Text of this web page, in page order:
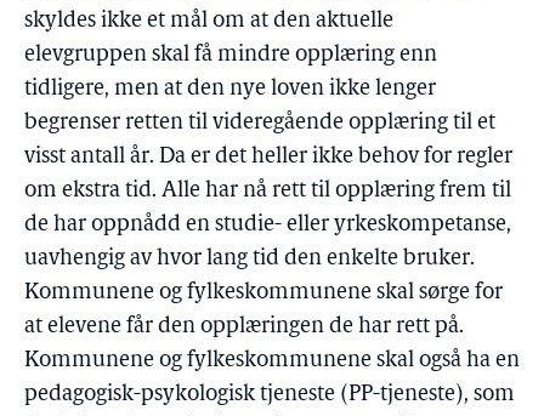
skyldes ikke et mål om at den aktuelle
elevgruppen skal få mindre opplæring enn
tidligere, men at den nye loven ikke lenger
begrenser retten til videregående opplæring til et
visst antall år. Da er det heller ikke behov for regler
om ekstra tid. Alle har nå rett til opplæring frem til
de har oppnådd en studie- eller yrkeskompetanse,
uavhengig av hvor lang tid den enkelte bruker.
Kommunene og fylkeskommunene skal sørge for
at elevene får den opplæringen de har rett på.
Kommunene og fylkeskommunene skal også ha en
pedagogisk-psykologisk tjeneste (PP-tjeneste), som